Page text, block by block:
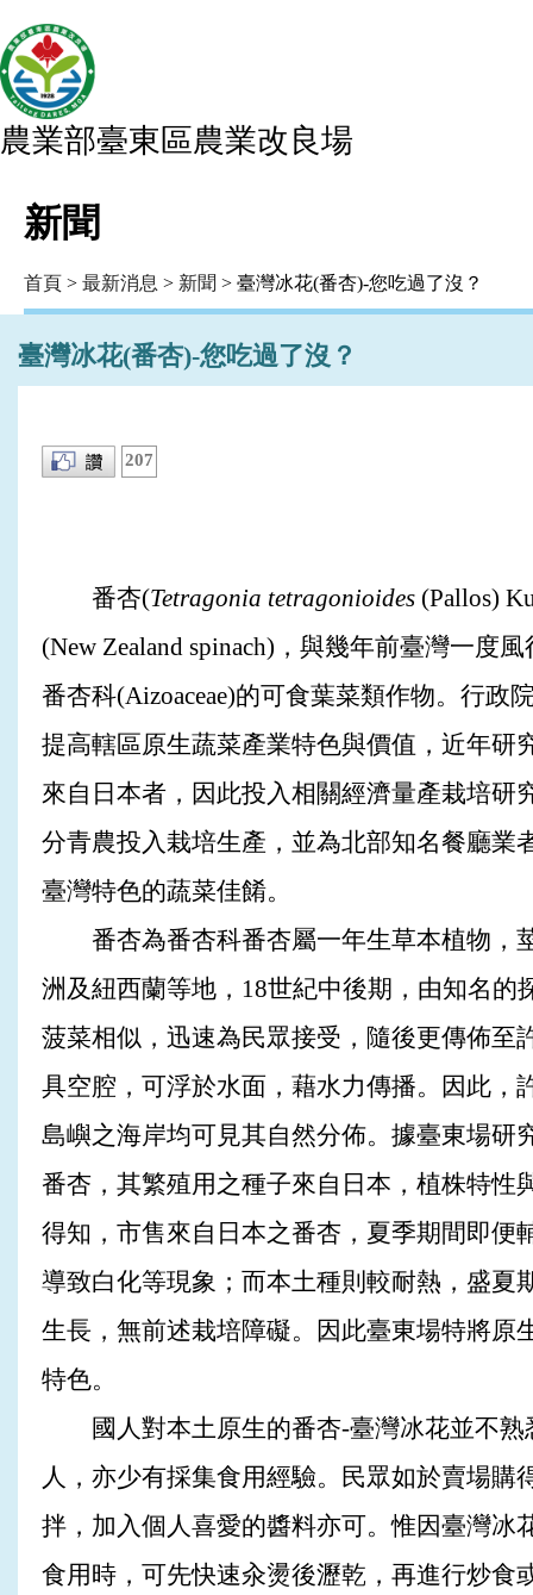
農業部臺東區農業改良場
新聞
首頁 > 最新消息 > 新聞 > 臺灣冰花(番杏)-您吃過了沒？
臺灣冰花(番杏)-您吃過了沒？
207
番杏(Tetragonia tetragonioides (Pallos)
(New Zealand spinach)，與幾年前臺灣一度
番杏科(Aizoaceae)的可食葉菜類作物。行
提高轄區原生蔬菜產業特色與價值，近年研
來自日本者，因此投入相關經濟量產栽培
分青農投入栽培生產，並為北部知名餐廳業
臺灣特色的蔬菜佳餚。
番杏為番杏科番杏屬一年生草本植物，
洲及紐西蘭等地，18世紀中後期，由知名
菠菜相似，迅速為民眾接受，隨後更傳佈至
具空腔，可浮於水面，藉水力傳播。因此，
島嶼之海岸均可見其自然分佈。據臺東場研
番杏，其繁殖用之種子來自日本，植株特
得知，市售來自日本之番杏，夏季期間即便
導致白化等現象；而本土種則較耐熱，盛夏
生長，無前述栽培障礙。因此臺東場特將原
特色。
國人對本土原生的番杏-臺灣冰花並不熟
人，亦少有採集食用經驗。民眾如於賣場
拌，加入個人喜愛的醬料亦可。惟因臺灣冰
食用時，可先快速汆燙後瀝乾，再進行炒食